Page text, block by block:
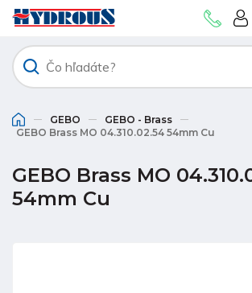
GEBO
GEBO - Brass
GEBO Brass MO 04.310.02.54 54mm Cu
GEBO Brass MO
54mm Cu